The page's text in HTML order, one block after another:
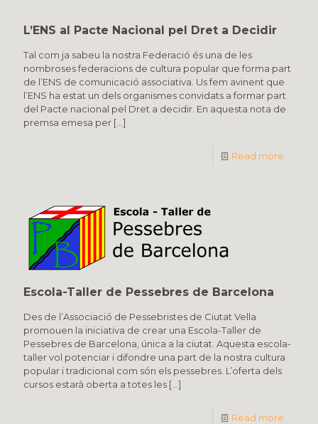
L’ENS al Pacte Nacional pel Dret a Decidir
Tal com ja sabeu la nostra Federació és una de les
nombroses federacions de cultura popular que forma part
de l’ENS de comunicació associativa. Us fem avinent que
l’ENS ha estat un dels organismes convidats a formar part
del Pacte nacional pel Dret a decidir. En aquesta nota de
premsa emesa per […]
Read more
Escola-Taller de Pessebres de Barcelona
Des de l’Associació de Pessebristes de Ciutat Vella
promouen la iniciativa de crear una Escola-Taller de
Pessebres de Barcelona, única a la ciutat. Aquesta escola-
taller vol potenciar i difondre una part de la nostra cultura
popular i tradicional com són els pessebres. L’oferta dels
cursos estarà oberta a totes les […]
Read more